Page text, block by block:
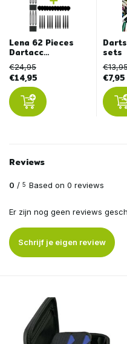
Lena 62 Pieces
Dartacc...
€24,95
€14,95
sets
€7,95
Reviews
0 / 5 Based on 0 reviews
Er zijn nog geen reviews
Schrijf je eigen review